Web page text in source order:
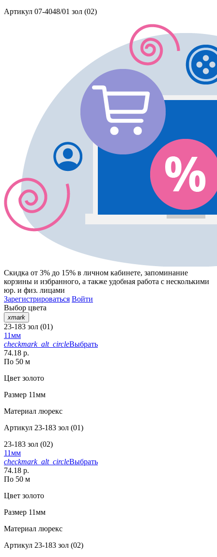
Артикул 07-4048/01 зол (02)
Скидка от 3% до 15% в личном кабинете, запоминание
корзины и избранного, а также удобная работа с несколькими
юр. и физ. лицами
Зарегистрироваться Войти
Выбор цвета
xmark
23-183 зол (01)
11мм
checkmark_alt_circleВыбрать
74.18 р.
По 50 м
Цвет золото
Размер 11мм
Материал люрекс
Артикул 23-183 зол (01)
23-183 зол (02)
11мм
checkmark_alt_circleВыбрать
74.18 р.
По 50 м
Цвет золото
Размер 11мм
Материал люрекс
Артикул 23-183 зол (02)